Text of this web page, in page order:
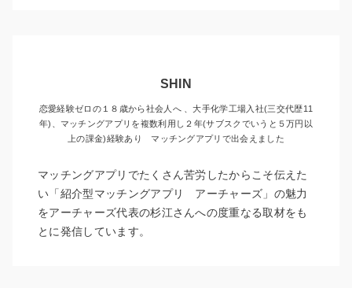
SHIN
恋愛経験ゼロの１８歳から社会人へ 、大手化学工場入社(三交代歴11
年)、マッチングアプリを複数利用し２年(サブスクでいうと５万円以
上の課金)経験あり マッチングアプリで出会えました
マッチングアプリでたくさん苦労したからこそ伝えた
い「紹介型マッチングアプリ アーチャーズ」の魅力
をアーチャーズ代表の杉江さんへの度重なる取材をも
とに発信しています。